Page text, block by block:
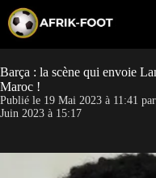
p
t
o
c
o
e
Barça : la scène qui envoie
Maroc !
Publié le 19 Mai 2023 à 11:41 par
Juin 2023 à 15:17